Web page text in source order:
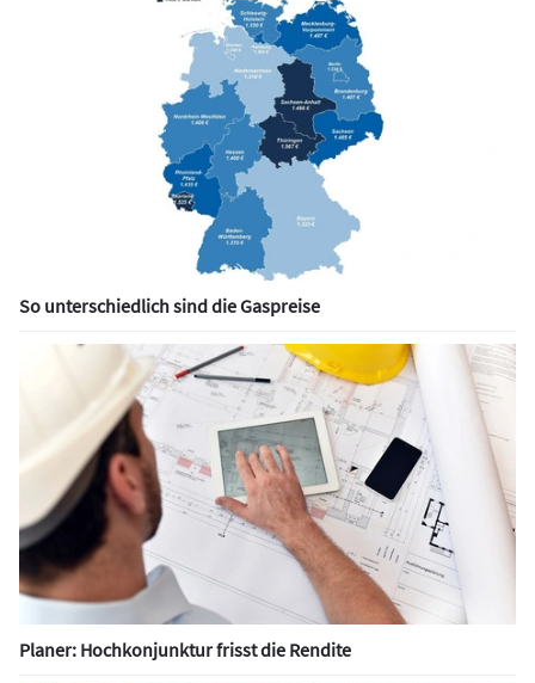
So unterschiedlich sind die Gaspreise
Planer: Hochkonjunktur frisst die Rendite